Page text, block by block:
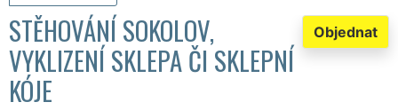
Objednat
STĚHOVÁNÍ SOKOLOV,
VYKLIZENÍ SKLEPA ČI SKLEPNÍ
KÓJE